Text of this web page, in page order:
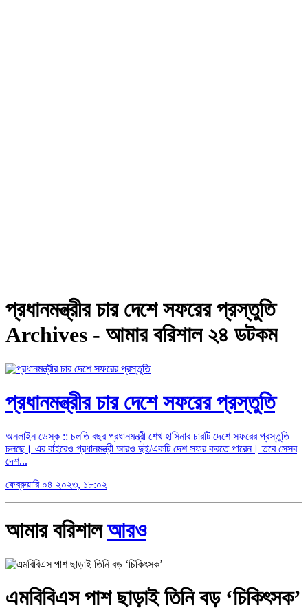
প্রধানমন্ত্রীর চার দেশে সফরের প্রস্তুতি
Archives - আমার বরিশাল ২৪ ডটকম
প্রধানমন্ত্রীর চার দেশে সফরের প্রস্তুতি
অনলাইন ডেস্ক :: চলতি বছর প্রধানমন্ত্রী শেখ হাসিনার চারটি দেশে সফরের প্রস্তুতি
চলছে। এর বাইরেও প্রধানমন্ত্রী আরও দুই/একটি দেশ সফর করতে পারেন। তবে সেসব
দেশ...
ফেব্রুয়ারি ০৪ ২০২৩, ১৮:০২
আমার বরিশালআরও
এমবিবিএস পাশ ছাড়াই তিনি বড় ‘চিকিৎসক’